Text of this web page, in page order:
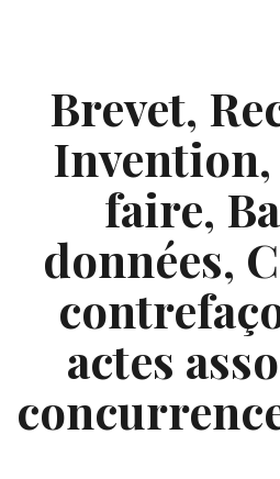
Brevet,
faire,
données,
actes